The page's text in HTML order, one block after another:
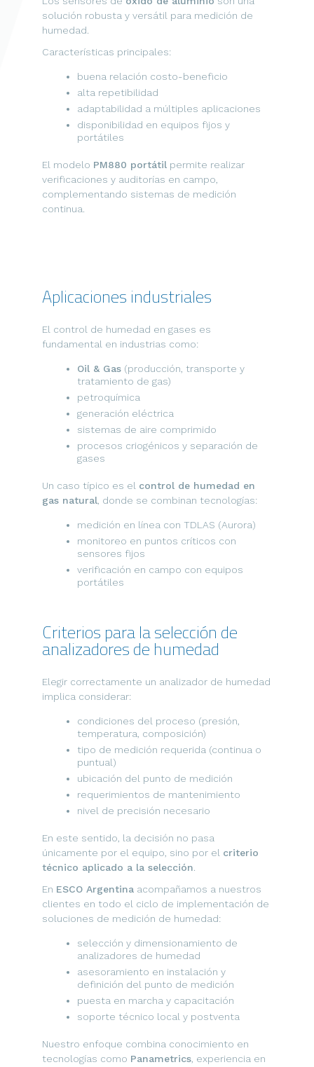
solución robusta y versátil para medición de
humedad.
Características principales:
buena relación costo-beneficio
alta repetibilidad
adaptabilidad a múltiples aplicaciones
disponibilidad en equipos fijos y
portátiles
El modelo PM880 portátilpermite realizar
verificaciones y auditorías en campo,
complementando sistemas de medición
continua.
Aplicaciones industriales
El control de humedad en gases es
fundamental en industrias como:
Oil & Gas(producción, transporte y
tratamiento de gas)
petroquímica
generación eléctrica
sistemas de aire comprimido
procesos criogénicos y separación de
gases
Un caso típico es el control de humedad en
gas natural, donde se combinan tecnologías:
medición en línea con TDLAS (Aurora)
monitoreo en puntos críticos con
sensores fijos
verificación en campo con equipos
portátiles
Criterios para la selección de
analizadores de humedad
Elegir correctamente un analizador de humedad
implica considerar:
condiciones del proceso (presión,
temperatura, composición)
tipo de medición requerida (continua o
puntual)
ubicación del punto de medición
requerimientos de mantenimiento
nivel de precisión necesario
En este sentido, la decisión no pasa
únicamente por el equipo, sino por el criterio
técnico aplicado a la selección
En ESCO Argentinaacompañamos a nuestros
clientes en todo el ciclo de implementación de
soluciones de medición de humedad:
selección y dimensionamiento de
analizadores de humedad
asesoramiento en instalación y
definición del punto de medición
puesta en marcha y capacitación
soporte técnico local y postventa
Nuestro enfoque combina conocimiento en
tecnologías como Panametrics, experiencia en